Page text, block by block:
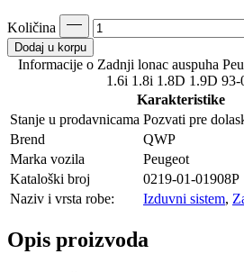
Količina
Dodaj u korpu
Informacije o Zadnji lonac auspuha
1.6i 1.8i 1.8D 1.9D 93-
Karakteristike
Stanje u prodavnicama Pozvati pre
Brend
QWP
Marka vozila
Peugeot
Kataloški broj
0219-01-01908P
Naziv i vrsta robe:
Izduvni sistem,
Opis proizvoda